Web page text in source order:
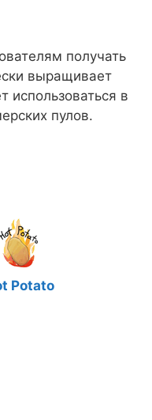
получать
выращивает
использоваться в
пулов.
Potato